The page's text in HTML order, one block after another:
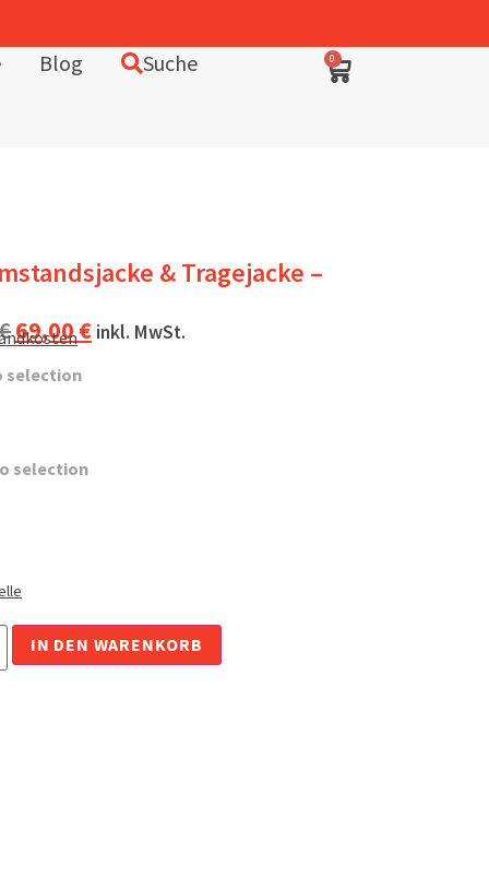
Blog Suche 0
& Tragejacke –
69,00€ inkl. MwSt.
selection
selection
IN DEN WARENKORB